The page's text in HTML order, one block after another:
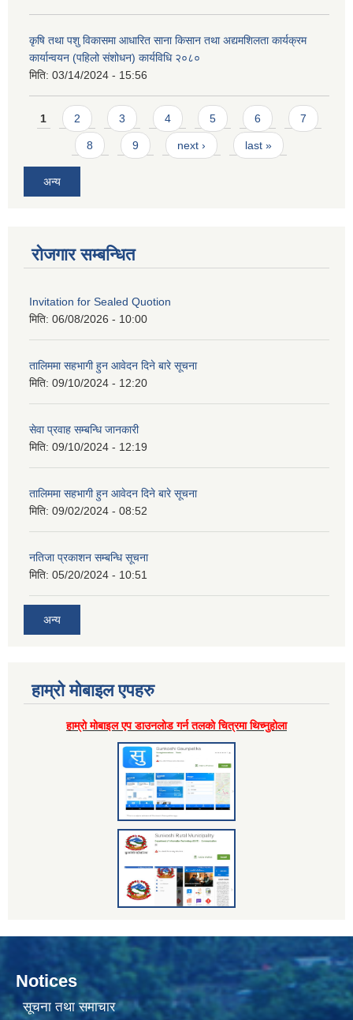
कृषि तथा पशु विकासमा आधारित साना किसान तथा अद्यमशिलता कार्यक्रम
कार्यान्वयन (पहिलो संशोधन) कार्यविधि २०८०
मिति: 03/14/2024 - 15:56
Pages
1 2 3 4 5 6 7
8 9 next › last »
अन्य
रोजगार सम्बन्धित
Invitation for Sealed Quotion
मिति: 06/08/2026 - 10:00
तालिममा सहभागी हुन आवेदन दिने बारे सूचना
मिति: 09/10/2024 - 12:20
सेवा प्रवाह सम्बन्धि जानकारी
मिति: 09/10/2024 - 12:19
तालिममा सहभागी हुन आवेदन दिने बारे सूचना
मिति: 09/02/2024 - 08:52
नतिजा प्रकाशन सम्बन्धि सूचना
मिति: 05/20/2024 - 10:51
अन्य
हाम्राे माेबाइल एपहरु
हाम्राे माेबाइल एप डाउनलाेड गर्न तलकाे चित्रमा थिच्नुहाेला
Notices
सूचना तथा समाचार